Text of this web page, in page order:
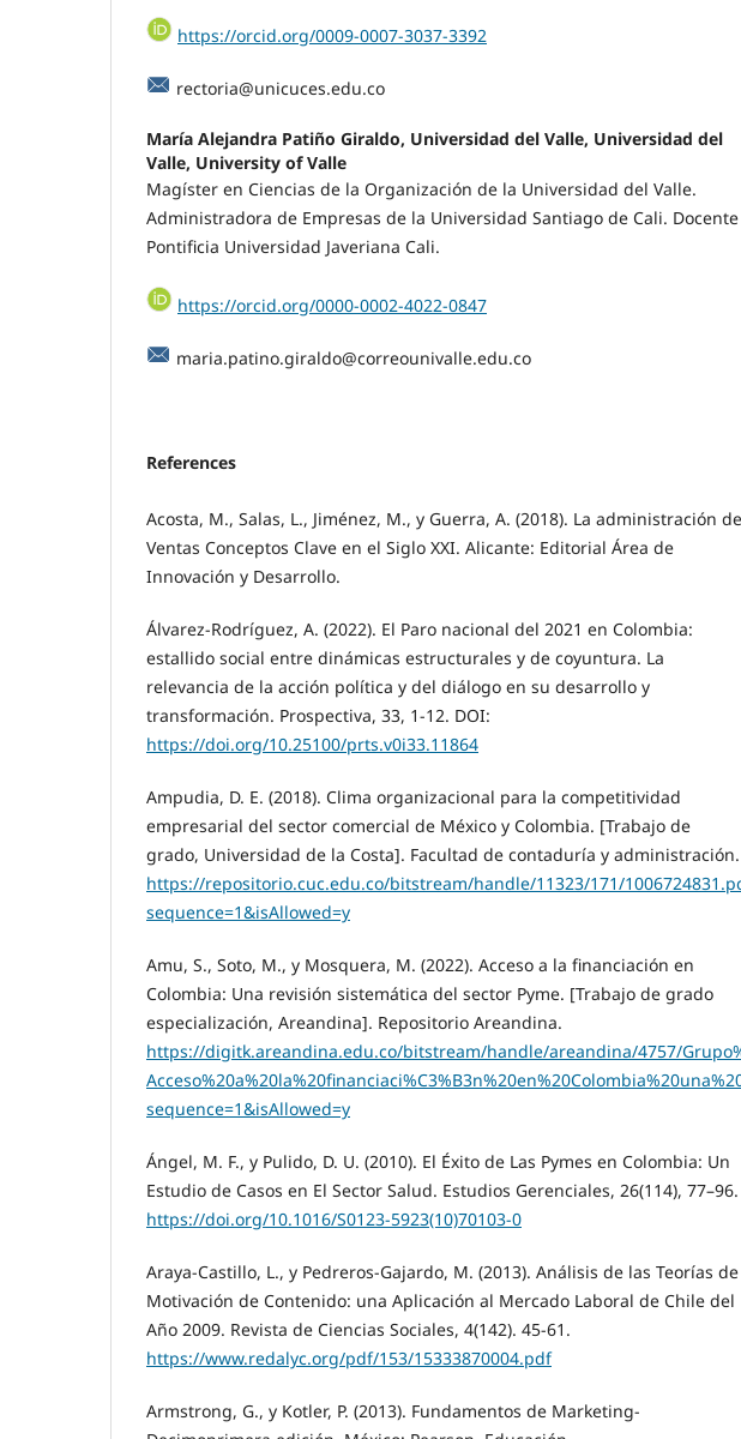
https://orcid.org/0009-0007-3037-3392
rectoria@unicuces.edu.co
María Alejandra Patiño Giraldo, Universidad del Valle, Universidad del
Valle, University of Valle
Magíster en Ciencias de la Organización de la Universidad del Valle.
Administradora de Empresas de la Universidad Santiago de Cali. Docente
Pontificia Universidad Javeriana Cali.
https://orcid.org/0000-0002-4022-0847
maria.patino.giraldo@correounivalle.edu.co
References
Acosta, M., Salas, L., Jiménez, M., y Guerra, A. (2018). La administración de
Ventas Conceptos Clave en el Siglo XXI. Alicante: Editorial Área de
Innovación y Desarrollo.
Álvarez-Rodríguez, A. (2022). El Paro nacional del 2021 en Colombia:
estallido social entre dinámicas estructurales y de coyuntura. La
relevancia de la acción política y del diálogo en su desarrollo y
transformación. Prospectiva, 33, 1-12. DOI:
https://doi.org/10.25100/prts.v0i33.11864
Ampudia, D. E. (2018). Clima organizacional para la competitividad
empresarial del sector comercial de México y Colombia. [Trabajo de
grado, Universidad de la Costa]. Facultad de contaduría y administración.
https://repositorio.cuc.edu.co/bitstream/handle/11323/171/
sequence=1&isAllowed=y
Amu, S., Soto, M., y Mosquera, M. (2022). Acceso a la financiación en
Colombia: Una revisión sistemática del sector Pyme. [Trabajo de grado
especialización, Areandina]. Repositorio Areandina.
https://digitk.areandina.edu.co/bitstream/handle/areandina/4757/
sequence=1&isAllowed=y
Ángel, M. F., y Pulido, D. U. (2010). El Éxito de Las Pymes en Colombia: Un
Estudio de Casos en El Sector Salud. Estudios Gerenciales, 26(114), 77–96.
https://doi.org/10.1016/S0123-5923(10)70103-0
Araya-Castillo, L., y Pedreros-Gajardo, M. (2013). Análisis de las Teorías de
Motivación de Contenido: una Aplicación al Mercado Laboral de Chile del
Año 2009. Revista de Ciencias Sociales, 4(142). 45-61.
https://www.redalyc.org/pdf/153/15333870004.pdf
Armstrong, G., y Kotler, P. (2013). Fundamentos de Marketing-